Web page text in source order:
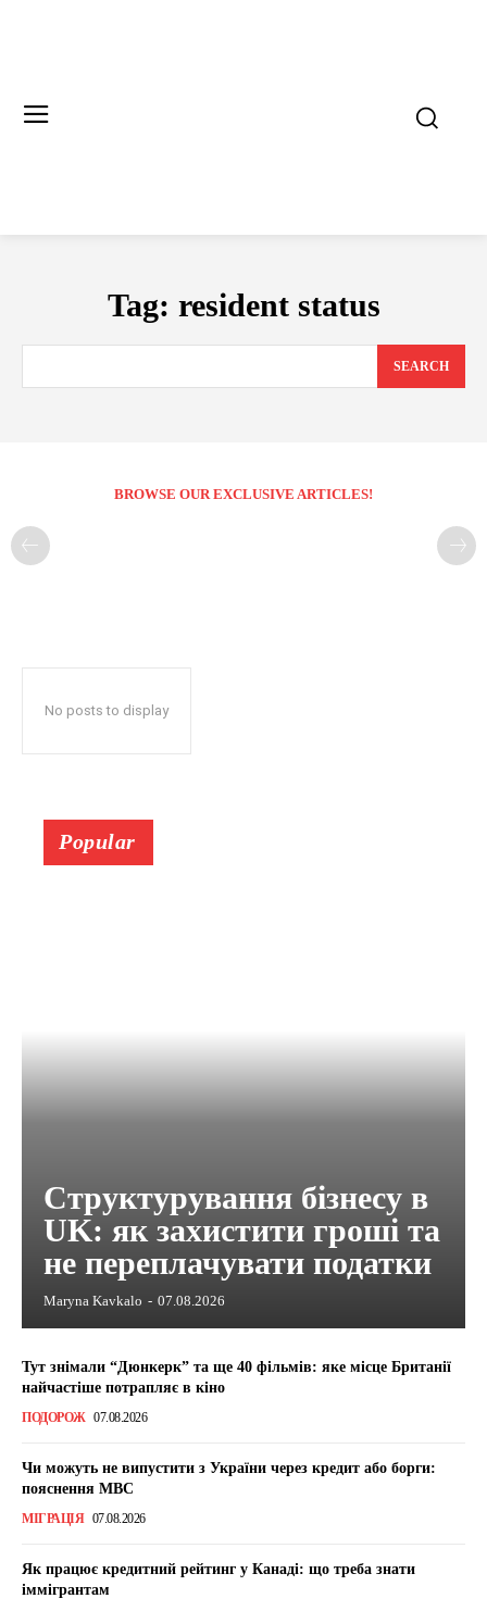
Tag: resident status
SEARCH
BROWSE OUR EXCLUSIVE ARTICLES!
No posts to display
Popular
Структурування бізнесу в
UK: як захистити гроші та
не переплачувати податки
Maryna Kavkalo - 07.08.2026
Тут знімали “Дюнкерк” та ще 40 фільмів: яке місце Британії
найчастіше потрапляє в кіно
ПОДОРОЖ 07.08.2026
Чи можуть не випустити з України через кредит або борги:
пояснення МВС
МІГРАЦІЯ 07.08.2026
Як працює кредитний рейтинг у Канаді: що треба знати
іммігрантам